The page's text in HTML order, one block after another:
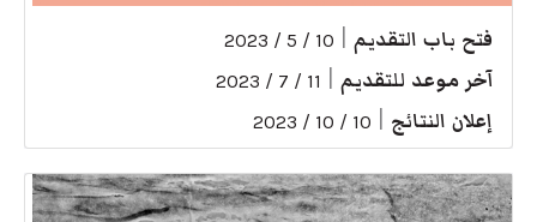
فتح باب التقديم 10 / 5 / 2023
آخر موعد للتقديم 11 / 7 / 2023
إعلان النتائج 10 / 10 / 2023